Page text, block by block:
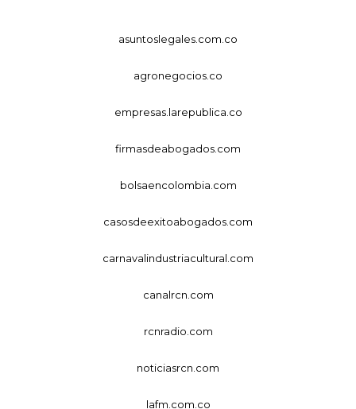
asuntoslegales.com.co
agronegocios.co
empresas.larepublica.co
firmasdeabogados.com
bolsaencolombia.com
casosdeexitoabogados.com
carnavalindustriacultural.com
canalrcn.com
rcnradio.com
noticiasrcn.com
lafm.com.co